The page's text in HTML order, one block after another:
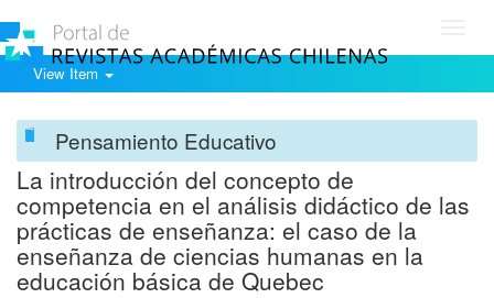
View Item
Pensamiento Educativo
La introducción del concepto de
competencia en el análisis didáctico de las
prácticas de enseñanza: el caso de la
enseñanza de ciencias humanas en la
educación básica de Quebec